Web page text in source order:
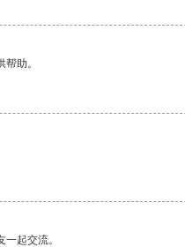
助。
起交流。